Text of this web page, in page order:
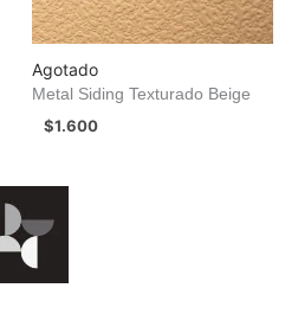
Agotado
Metal Siding Texturado Beige
$1.600